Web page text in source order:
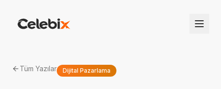
Tüm Yazılar Dijital Pazarlama